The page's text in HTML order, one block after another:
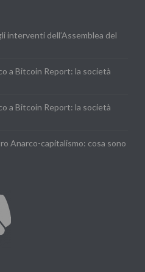
interventi dell’Assemblea del
a Bitcoin Report: la società
a Bitcoin Report: la società
Anarco-capitalismo: cosa sono